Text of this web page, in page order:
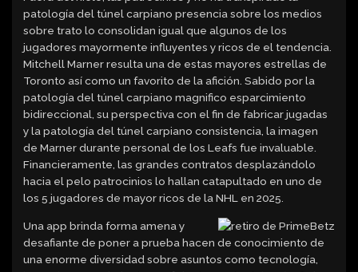
patologí­a del túnel carpiano presencia sobre los medios
sobre trato lo consolidan igual que algunos de los
jugadores mayormente influyentes y ricos de el tendencia.
Mitchell Marner resulta una de estas mayores estrellas de
Toronto así­ como un favorito de la afición. Sabido por la
patologí­a del túnel carpiano magnifico esparcimiento
bidireccional, su perspectiva con el fin de fabricar jugadas
y la patologí­a del túnel carpiano consistencia, la imagen
de Marner durante personal de los Leafs fue invaluable.
Financieramente, las grandes contratos desplazándolo
hacia el pelo patrocinios lo hallan catapultado en uno de
los 5 jugadores de mayor ricos de la NHL en 2025.
Una app brinda forma amena y
desafiante de poner a prueba hacen de conocimiento de
una enorme diversidad sobre asuntos como tecnología,